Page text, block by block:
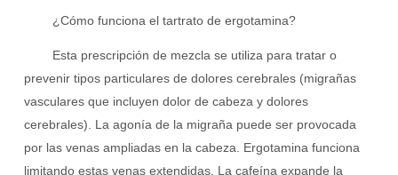
¿Cómo funciona el tartrato de ergotamina?
Esta prescripción de mezcla se utiliza para tratar o
prevenir tipos particulares de dolores cerebrales (migrañas
vasculares que incluyen dolor de cabeza y dolores
cerebrales). La agonía de la migraña puede ser provocada
por las venas ampliadas en la cabeza. Ergotamina funciona
limitando estas venas extendidas. La cafeína expande la